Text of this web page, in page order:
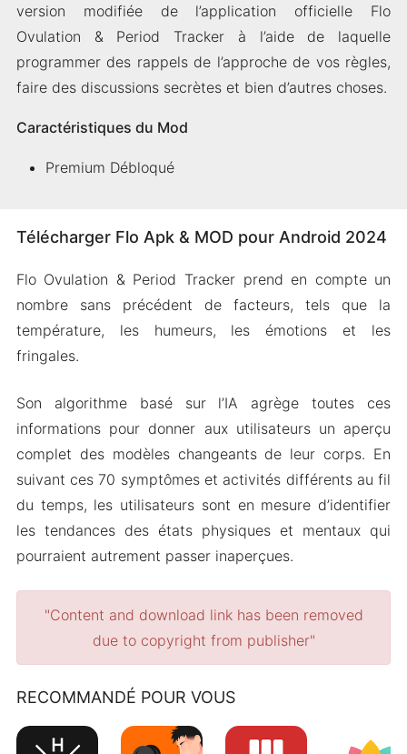
version modifiée de l’application officielle Flo
Ovulation & Period Tracker à l’aide de laquelle
programmer des rappels de l’approche de vos règles,
faire des discussions secrètes et bien d’autres choses.
Caractéristiques du Mod
Premium Débloqué
Télécharger Flo Apk & MOD pour Android 2024
Flo Ovulation & Period Tracker prend en compte un
nombre sans précédent de facteurs, tels que la
température, les humeurs, les émotions et les
fringales.
Son algorithme basé sur l’IA agrège toutes ces
informations pour donner aux utilisateurs un aperçu
complet des modèles changeants de leur corps. En
suivant ces 70 symptômes et activités différents au fil
du temps, les utilisateurs sont en mesure d’identifier
les tendances des états physiques et mentaux qui
pourraient autrement passer inaperçues.
"Content and download link has been removed
due to copyright from publisher"
RECOMMANDÉ POUR VOUS